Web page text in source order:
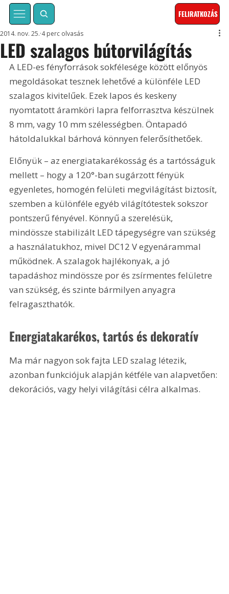
FELIRATKOZÁS
LED szalagos bútorvilágítás
2014. nov. 25. 4 perc olvasás
A LED-es fényforrások sokfélesége között előnyös
megoldásokat tesznek lehetővé a különféle LED
szalagos kivitelűek. Ezek lapos és keskeny
nyomtatott áramköri lapra felforrasztva készülnek
8 mm, vagy 10 mm szélességben. Öntapadó
hátoldalukkal bárhová könnyen felerősíthetőek.
Előnyük – az energiatakarékosság és a tartósságuk
mellett – hogy a 120°-ban sugárzott fényük
egyenletes, homogén felületi megvilágítást biztosít,
szemben a különféle egyéb világítótestek sokszor
pontszerű fényével. Könnyű a szerelésük,
mindössze stabilizált LED tápegységre van szükség
a használatukhoz, mivel DC12 V egyenárammal
működnek. A szalagok hajlékonyak, a jó
tapadáshoz mindössze por és zsírmentes felületre
van szükség, és szinte bármilyen anyagra
felragaszthatók.
Energiatakarékos, tartós és dekoratív
Ma már nagyon sok fajta LED szalag létezik,
azonban funkciójuk alapján kétféle van alapvetően:
dekorációs, vagy helyi világítási célra alkalmas.